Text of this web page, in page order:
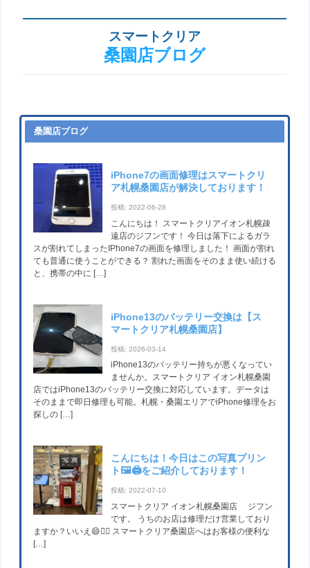
スマートクリア
桑園店ブログ
桑園店ブログ
iPhone7の画面修理はスマートクリ
ア札幌桑園店が解決しております！
投稿: 2022-06-28
こんにちは！ スマートクリアイオン札幌疎
遠店のジフンです！ 今日は落下によるガラ
スが割れてしまったIPhone7の画面を修理しました！ 画面が割れ
ても普通に使うことができる？ 割れた画面をそのまま使い続ける
と、携帯の中に […]
iPhone13のバッテリー交換は【ス
マートクリア札幌桑園店】
投稿: 2026-03-14
iPhone13のバッテリー持ちが悪くなってい
ませんか。スマートクリア イオン札幌桑園
店ではiPhone13のバッテリー交換に対応しています。データは
そのままで即日修理も可能。札幌・桑園エリアでiPhone修理をお
探しの […]
こんにちは！今日はこの写真プリン
ト🖼🖨をご紹介しております！
投稿: 2022-07-10
スマートクリア イオン札幌桑園店 ジフン
です。 うちのお店は修理だけ営業しており
ますか？いいえ😄🙅‍♀️ スマートクリア桑園店へはお客様の便利な
[…]